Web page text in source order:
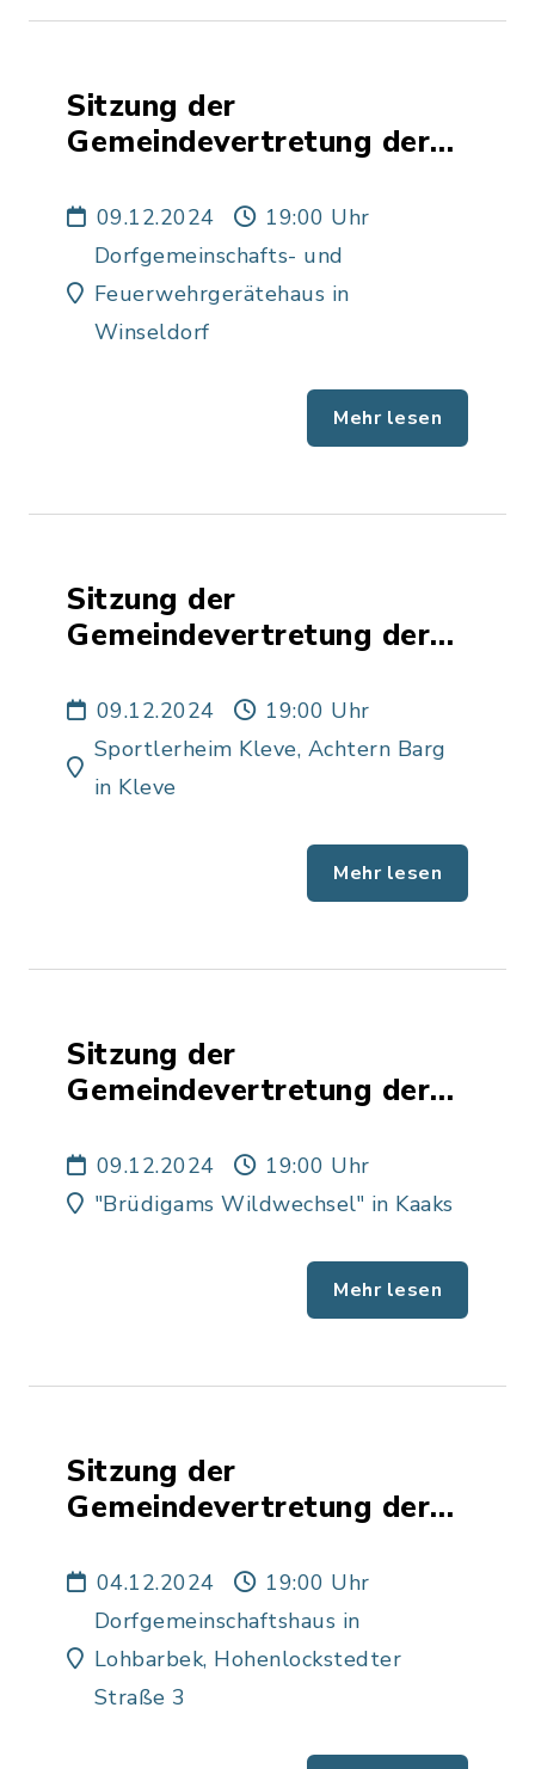
Sitzung der
Gemeindevertretung der
09.12.2024
19:00 Uhr
Dorfgemeinschafts- und
Feuerwehrgerätehaus in
Winseldorf
Mehr lesen
Sitzung der
Gemeindevertretung der
09.12.2024
19:00 Uhr
Sportlerheim Kleve, Achtern Barg
in Kleve
Mehr lesen
Sitzung der
Gemeindevertretung der
09.12.2024
19:00 Uhr
"Brüdigams Wildwechsel" in Kaaks
Mehr lesen
Sitzung der
Gemeindevertretung der
04.12.2024
19:00 Uhr
Dorfgemeinschaftshaus in
Lohbarbek, Hohenlockstedter
Straße 3